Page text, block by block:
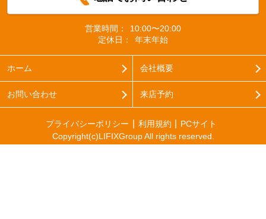
営業時間：
10:00〜20:00
定休日：
年末年始
ホーム 会社概要
お問い合わせ 来店予約
プライバシーポリシー 利用規約
PCサイト
Copyright(c)LIFIXGroup All rights reserved.